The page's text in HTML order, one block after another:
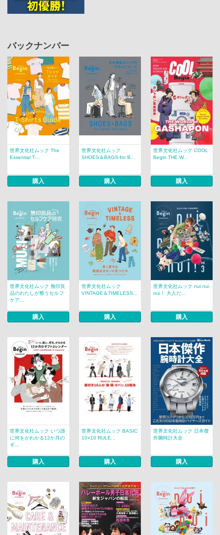
バックナンバー
世界文化社ムック The
Essential T-...
購入
世界文化社ムック
SHOES＆BAGS-for B...
購入
世界文化社ムック COOL
Begin THE W...
購入
世界文化社ムック 無印良
品のわたしが整うセルフ
ケア...
購入
世界文化社ムック
VINTAGE＆TIMELESS...
購入
世界文化社ムック nui nui
nui！ 大人だ...
購入
世界文化社ムック いつ誰
に何をがわかる12か月の
ギ...
購入
世界文化社ムック BASIC
10×10 RULE...
購入
世界文化社ムック 日本傑
作腕時計大全
購入